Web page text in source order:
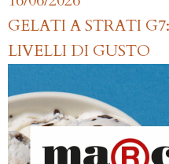
GELATI A STRATI
LIVELLI DI GUSTO